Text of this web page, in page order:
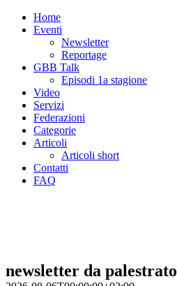
Home
Eventi
Newsletter
Reportage
GBB Talk
Episodi 1a stagione
Video
Servizi
Federazioni
Categorie
Articoli
Articoli short
Contatti
FAQ
newsletter da palestrato